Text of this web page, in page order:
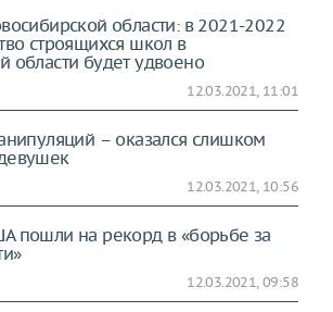
области: в 2021-2022
строящихся школ в
области будет удвоено
12.03.2021, 11:01
– оказался слишком
12.03.2021, 10:56
пошли на рекорд в «борьбе за
12.03.2021, 09:58